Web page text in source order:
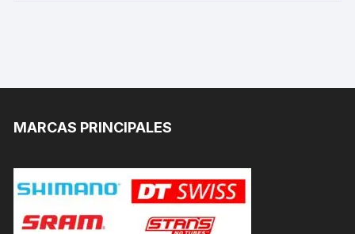
MARCAS PRINCIPALES